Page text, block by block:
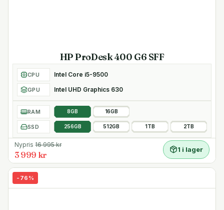
HP ProDesk 400 G6 SFF
CPU Intel Core i5-9500
GPU Intel UHD Graphics 630
RAM 8GB 16GB
SSD 256GB 512GB 1TB 2TB
Nypris 16 995kr
3 999 kr
1 i lager
- 76 %